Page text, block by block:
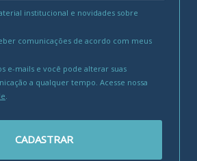
institucional e novidades sobre
comunicações de acordo com meus
e-mails e você pode alterar suas
a qualquer tempo. Acesse nossa
CADASTRAR